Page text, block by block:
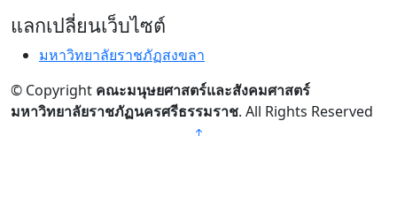
แลกเปลี่ยนเว็บไซต์
มหาวิทยาลัยราชภัฏสงขลา
© Copyright คณะมนุษยศาสตร์และสังคมศาสตร์
มหาวิทยาลัยราชภัฏนครศรีธรรมราช. All Rights Reserved